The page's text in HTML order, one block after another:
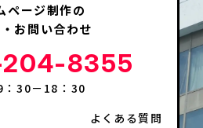
ページ制作の
お問い合わせ
204-8355
：30－18：30
よくある質問